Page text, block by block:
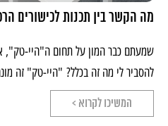
מה הקשר בין תכנות לכישורים
שמעתם כבר המון על תחום ה"היי-טק",
להסביר לי מה זה בכלל? "היי-טק" זה
המשיכו לקרוא >